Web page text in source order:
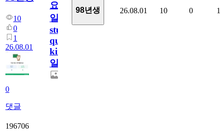
10
0
1
26.08.01
0
댓글
요
일/English
study
quiz
king770
일
98년생 26.08.01 10 0 1
196706